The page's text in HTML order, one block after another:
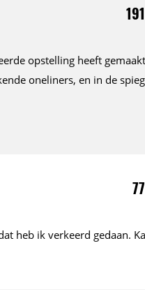
191
opstelling heeft
oneliners, en in de
77
heb ik verkeerd gedaan.